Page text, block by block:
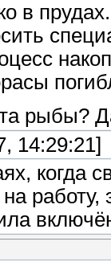
в
рыбы?
14:29:21]
когда